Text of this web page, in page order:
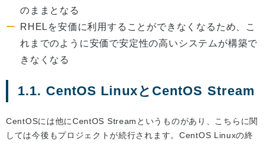
のままとなる
RHELを安価に利用することができなくなるため、こ
れまでのように安価で安定性の高いシステムが構築で
きなくなる
1.1. CentOS LinuxとCentOS Stream
CentOSには他にCentOS Streamというものがあり、こちらに関
しては今後もプロジェクトが続行されます。CentOS Linuxの終